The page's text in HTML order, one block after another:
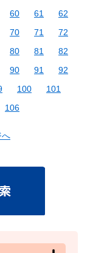
60 61
62
70 71
72
80 81
82
90 91
92
100
101
106
へ